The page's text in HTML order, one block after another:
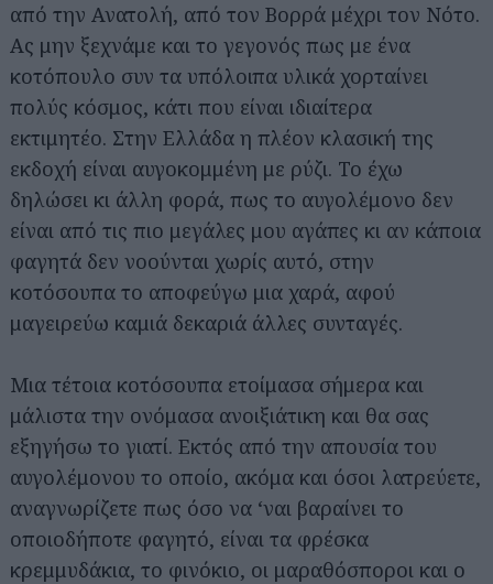
από την Ανατολή, από τον Βορρά μέχρι τον Νότο.
Ας μην ξεχνάμε και το γεγονός πως με ένα
κοτόπουλο συν τα υπόλοιπα υλικά χορταίνει
πολύς κόσμος, κάτι που είναι ιδιαίτερα
εκτιμητέο. Στην Ελλάδα η πλέον κλασική της
εκδοχή είναι αυγοκομμένη με ρύζι. Το έχω
δηλώσει κι άλλη φορά, πως το αυγολέμονο δεν
είναι από τις πιο μεγάλες μου αγάπες κι αν κάποια
φαγητά δεν νοούνται χωρίς αυτό, στην
κοτόσουπα το αποφεύγω μια χαρά, αφού
μαγειρεύω καμιά δεκαριά άλλες συνταγές.
Μια τέτοια κοτόσουπα ετοίμασα σήμερα και
μάλιστα την ονόμασα ανοιξιάτικη και θα σας
εξηγήσω το γιατί. Εκτός από την απουσία του
αυγολέμονου το οποίο, ακόμα και όσοι λατρεύετε,
αναγνωρίζετε πως όσο να ‘ναι βαραίνει το
οποιοδήποτε φαγητό, είναι τα φρέσκα
κρεμμυδάκια, το φινόκιο, οι μαραθόσποροι και ο